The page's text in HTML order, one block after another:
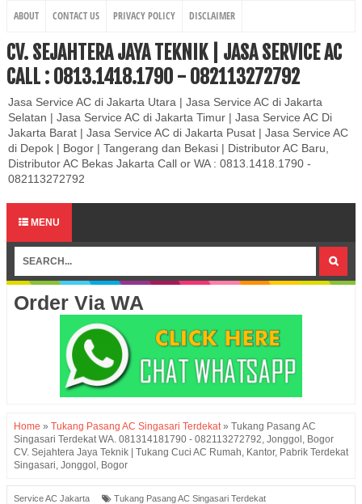
ABOUT CONTACT US PRIVACY POLICY DISCLAIMER
CV. SEJAHTERA JAYA TEKNIK | JASA SERVICE AC
CALL : 0813.1418.1790 - 082113272792
Jasa Service AC di Jakarta Utara | Jasa Service AC di Jakarta
Selatan | Jasa Service AC di Jakarta Timur | Jasa Service AC Di
Jakarta Barat | Jasa Service AC di Jakarta Pusat | Jasa Service AC
di Depok | Bogor | Tangerang dan Bekasi | Distributor AC Baru,
Distributor AC Bekas Jakarta Call or WA : 0813.1418.1790 -
082113272792
MENU
Order Via WA
Home » Tukang Pasang AC Singasari Terdekat » Tukang Pasang AC
Singasari Terdekat WA. 081314181790 - 082113272792, Jonggol, Bogor
CV. Sejahtera Jaya Teknik | Tukang Cuci AC Rumah, Kantor, Pabrik Terdekat
Singasari, Jonggol, Bogor
Service AC Jakarta Tukang Pasang AC Singasari Terdekat